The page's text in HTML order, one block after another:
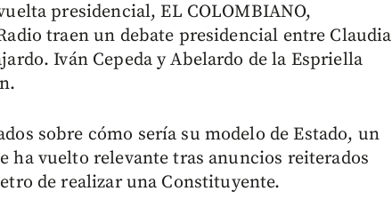
presidencial, EL COLOMBIANO,
traen un debate presidencial entre Claudia
Iván Cepeda y Abelardo de la Espriella
sobre cómo sería su modelo de Estado, un
ha vuelto relevante tras anuncios reiterados
de realizar una Constituyente.